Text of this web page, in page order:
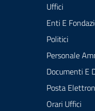
Uffici
Enti E
Politici
Personale
Documenti E
Posta
Orari Uffici